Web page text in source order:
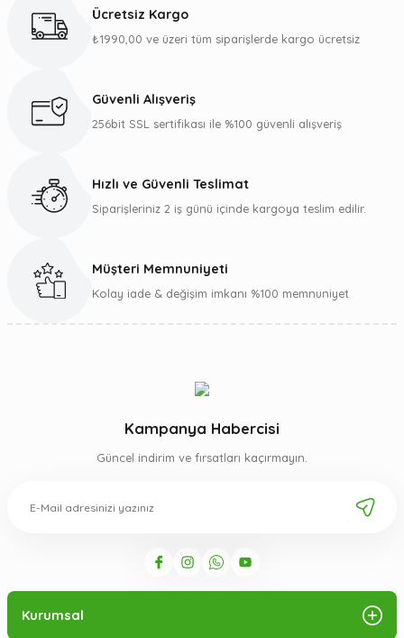
Görüş ve önerileriniz için teşekkür ederiz.
Ürün bilgilerinde hatalar bulunuyor.
Gönder
Ücretsiz Kargo
₺1990,00 ve üzeri tüm siparişlerde kargo ücretsiz
Güvenli Alışveriş
256bit SSL sertifikası ile %100 güvenli alışveriş
Hızlı ve Güvenli Teslimat
Siparişleriniz 2 iş günü içinde kargoya teslim edilir.
Müşteri Memnuniyeti
Kolay iade & değişim imkanı %100 memnuniyet
Kampanya Habercisi
Güncel indirim ve fırsatları kaçırmayın.
Kurumsal